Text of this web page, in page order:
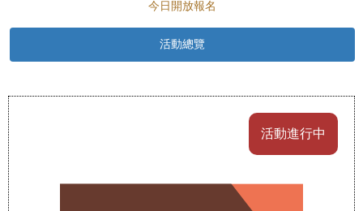
今日開放報名
活動總覽
活動進行中